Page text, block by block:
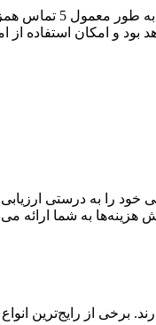
و امکان استفاده
به درستی ارزیابی
هزینه‌ها به شما ارائه
برخی از رایج‌ترین